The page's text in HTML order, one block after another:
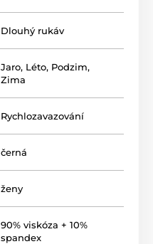
Dlouhý rukáv
Jaro, Léto, Podzim,
Zima
Rychlozavazování
černá
ženy
90% viskóza + 10%
spandex